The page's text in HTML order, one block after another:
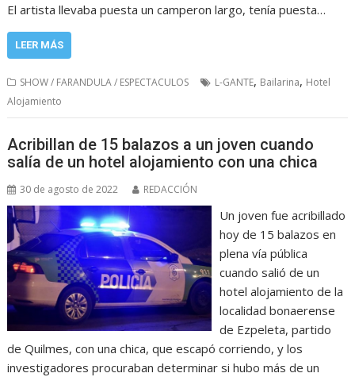
El artista llevaba puesta un camperon largo, tenía puesta…
LEER MÁS
SHOW / FARANDULA / ESPECTACULOS L-GANTE, Bailarina, Hotel
Alojamiento
Acribillan de 15 balazos a un joven cuando
salía de un hotel alojamiento con una chica
30 de agosto de 2022 REDACCIÓN
Un joven fue acribillado
hoy de 15 balazos en
plena vía pública
cuando salió de un
hotel alojamiento de la
localidad bonaerense
de Ezpeleta, partido
de Quilmes, con una chica, que escapó corriendo, y los
investigadores procuraban determinar si hubo más de un